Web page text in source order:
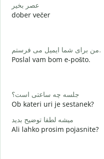
عصر بخیر
dober večer
من برای شما ایمیل می فرستم.
Poslal vam bom e-pošto.
جلسه چه ساعتی است؟
Ob kateri uri je sestanek?
میشه لطفا توضیح بدید
Ali lahko prosim pojasnite?